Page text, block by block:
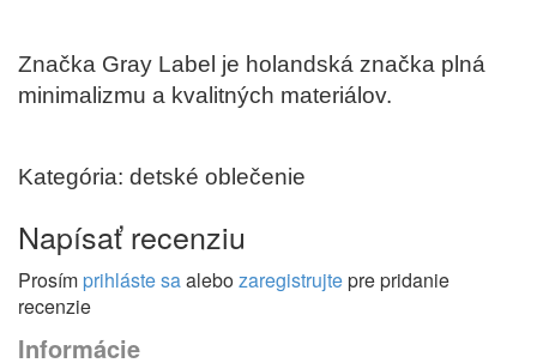
Značka Gray Label je holandská značka plná
minimalizmu a kvalitných materiálov.
Kategória: detské oblečenie
Napísať recenziu
Prosím prihláste saalebozaregistrujtepre pridanie
recenzie
Informácie